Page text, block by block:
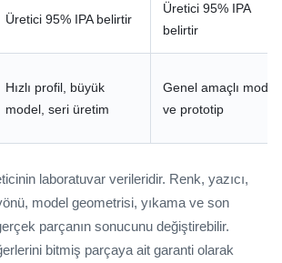
Üretici 95% IPA belirtir
Üretici 95% IPA
belirtir
Hızlı profil, büyük
model, seri üretim
Genel amaçlı model
ve prototip
laboratuvar verileridir. Renk, yazıcı,
model geometrisi, yıkama ve son
parçanın sonucunu değiştirebilir.
bitmiş parçaya ait garanti olarak